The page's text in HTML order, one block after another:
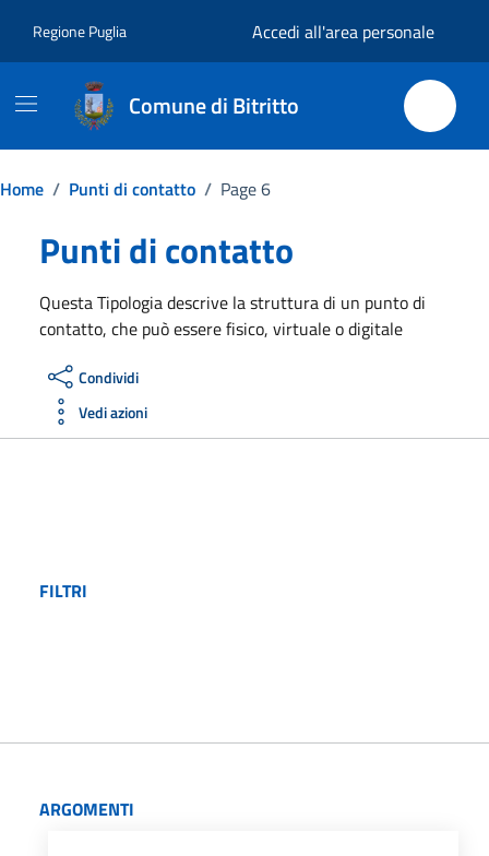
Regione Puglia Accedi all'area personale
Comune di Bitritto
Home / Punti di contatto / Page 6
Punti di contatto
Questa Tipologia descrive la struttura di un punto di
contatto, che può essere fisico, virtuale o digitale
Condividi
Vedi azioni
FILTRI
ARGOMENTI